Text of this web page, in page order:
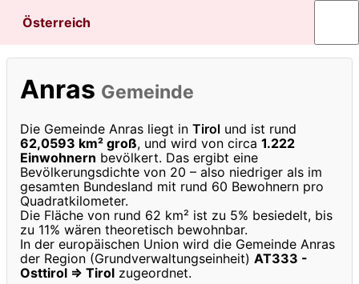
Österreich
Anras Gemeinde
Die Gemeinde Anras liegt in Tirol und ist rund
62,0593 km² groß, und wird von circa 1.222
Einwohnern bevölkert. Das ergibt eine
Bevölkerungsdichte von 20 – also niedriger als im
gesamten Bundesland mit rund 60 Bewohnern pro
Quadratkilometer.
Die Fläche von rund 62 km² ist zu 5% besiedelt, bis
zu 11% wären theoretisch bewohnbar.
In der europäischen Union wird die Gemeinde Anras
der Region (Grundverwaltungseinheit) AT333 -
Osttirol ⇒ Tirol zugeordnet.